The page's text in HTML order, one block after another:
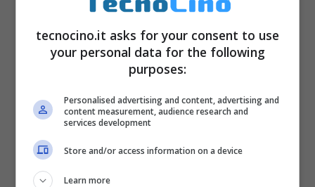
tecnocino.it asks for your consent to use
your personal data for the following
purposes:
Personalised advertising and content, advertising and
content measurement, audience research and
services development
Store and/or access information on a device
Learn more